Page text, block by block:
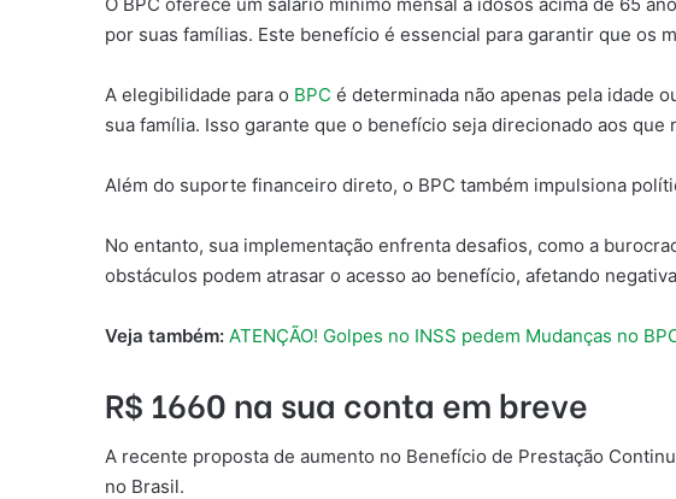
por suas famílias. Este benefício é essencial para garantir que os
A elegibilidade para o BPC é determinada não apenas pela idade
sua família. Isso garante que o benefício seja direcionado aos
Além do suporte financeiro direto, o BPC também impulsiona
No entanto, sua implementação enfrenta desafios, como a
obstáculos podem atrasar o acesso ao benefício, afetando
Veja também: ATENÇÃO! Golpes no INSS pedem Mudanças no
R$ 1660 na sua conta em breve
A recente proposta de aumento no Benefício de Prestação
no Brasil.